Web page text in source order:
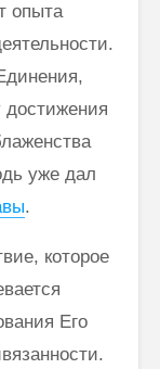
опыта
достижения
уже дал
.
которое
Его